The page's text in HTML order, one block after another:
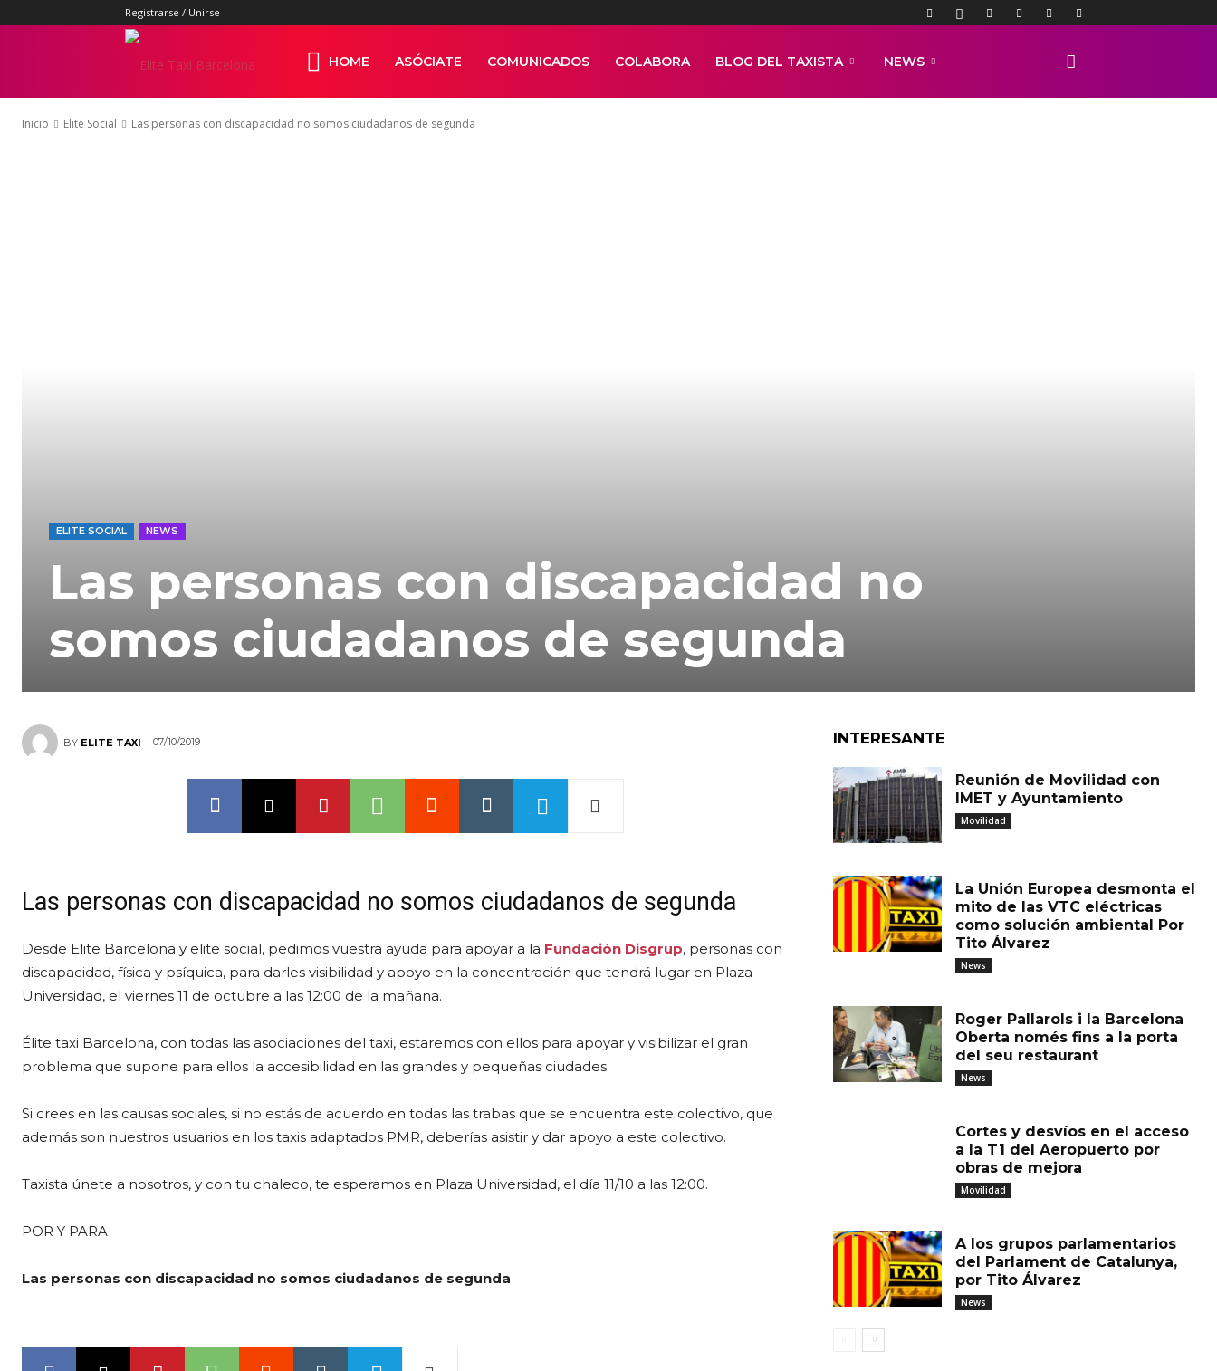
Registrarse / Unirse
Taxi
HOME ASÓCIATE COMUNICADOS COLABORA BLOG DEL TAXISTA NEWS
Inicio Elite Social Las personas con discapacidad no somos ciudadanos de segunda
ELITE SOCIAL NEWS
Las personas con discapacidad no
somos ciudadanos de segunda
BY ELITE TAXI 07/10/2019
Las personas con discapacidad no somos ciudadanos de segunda
Desde Elite Barcelona y elite social, pedimos vuestra ayuda para apoyar a la Fundación Disgrup, personas con
discapacidad, física y psíquica, para darles visibilidad y apoyo en la concentración que tendrá lugar en Plaza
Universidad, el viernes 11 de octubre a las 12:00 de la mañana.
Élite taxi Barcelona, con todas las asociaciones del taxi, estaremos con ellos para apoyar y visibilizar el gran
problema que supone para ellos la accesibilidad en las grandes y pequeñas ciudades.
Si crees en las causas sociales, si no estás de acuerdo en todas las trabas que se encuentra este colectivo, que
además son nuestros usuarios en los taxis adaptados PMR, deberías asistir y dar apoyo a este colectivo.
Taxista únete a nosotros, y con tu chaleco, te esperamos en Plaza Universidad, el día 11/10 a las 12:00.
POR Y PARA
Las personas con discapacidad no somos ciudadanos de segunda
INTERESANTE
Reunión de Movilidad con
IMET y Ayuntamiento
Movilidad
La Unión Europea desmonta el
mito de las VTC eléctricas
como solución ambiental Por
Tito Álvarez
News
Roger Pallarols i la Barcelona
Oberta només fins a la porta
del seu restaurant
News
Cortes y desvíos en el acceso
a la T1 del Aeropuerto por
obras de mejora
Movilidad
A los grupos parlamentarios
del Parlament de Catalunya,
por Tito Álvarez
News